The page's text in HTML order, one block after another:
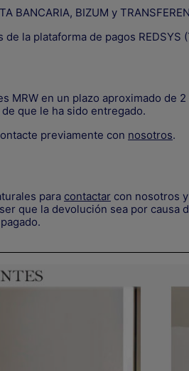
BIZUM y
la plataforma de pagos REDSYS
en un plazo aproximado de
que le ha sido entregado.
previamente con nosotros.
para contactar con nosotros
que la devolución sea por